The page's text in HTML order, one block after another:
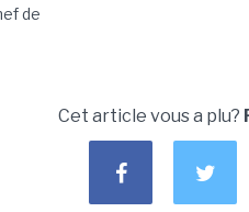
de
Cet article vous a plu?